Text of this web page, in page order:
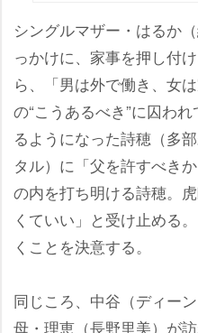
シングルマザー・はるか
っかけに、家事を押し付
ら、「男は外で働き、女
の“こうあるべき”に囚わ
るようになった詩穂（多
タル）に「父を許すべき
の内を打ち明ける詩穂。
くていい」と受け止める
くことを決意する。
同じころ、中谷（ディー
母・理恵（長野里美）が